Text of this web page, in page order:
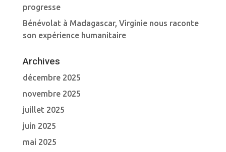
progresse
Bénévolat à Madagascar, Virginie nous raconte
son expérience humanitaire
Archives
décembre 2025
novembre 2025
juillet 2025
juin 2025
mai 2025